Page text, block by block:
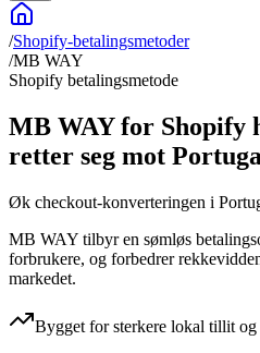
/Shopify-betalingsmetoder
/MB WAY
Shopify betalingsmetode
MB WAY for Shopify
retter seg mot
Øk checkout-konverteringen i
MB WAY tilbyr en sømløs
forbrukere, og forbedrer
markedet.
Bygget for sterkere lokal tillit